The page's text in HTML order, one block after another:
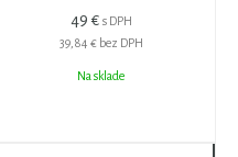
49 € s DPH
39,84 € bez DPH
Na sklade